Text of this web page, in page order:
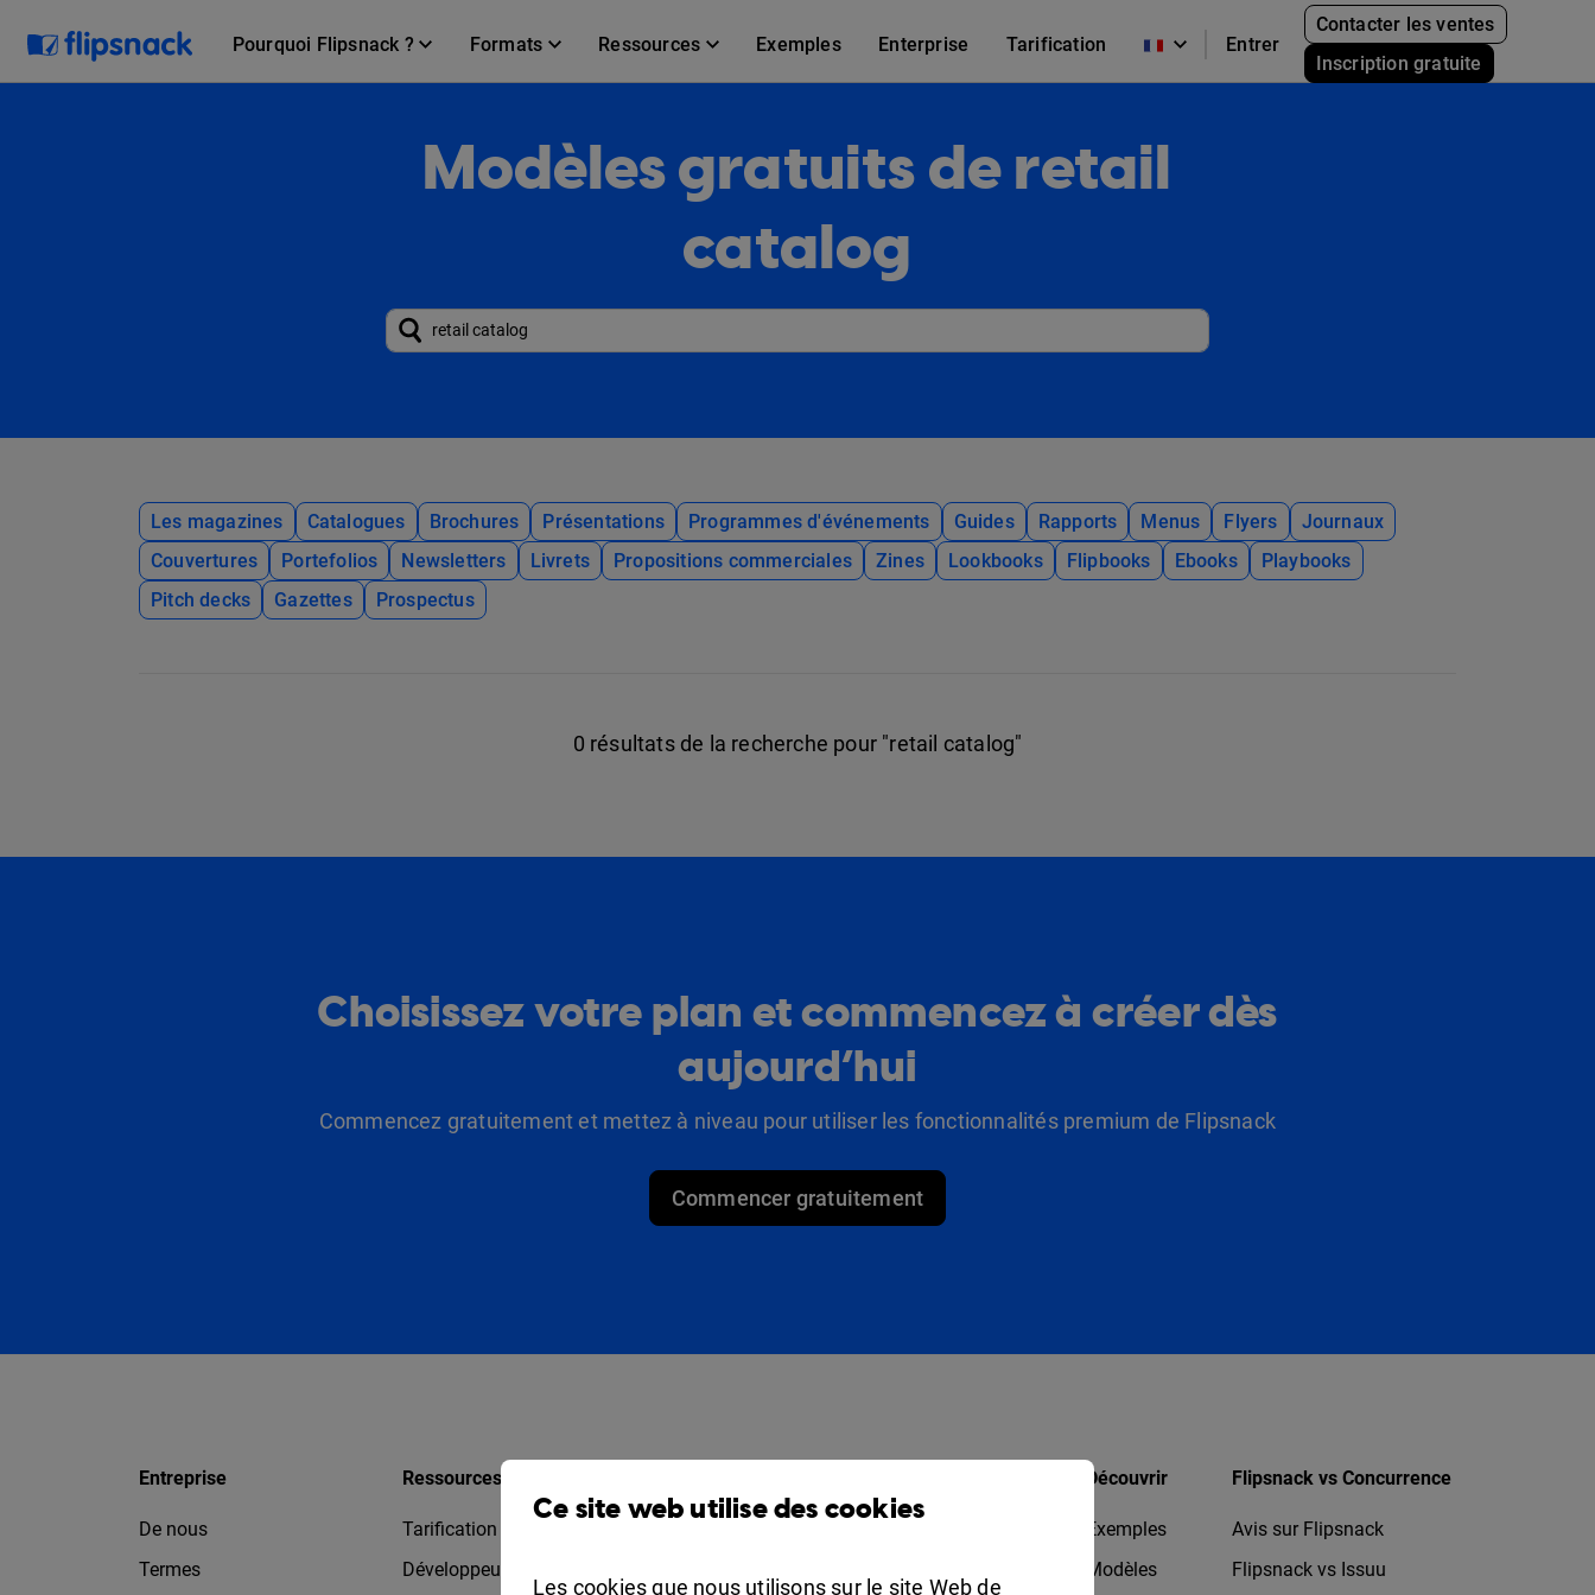
Pourquoi Flipsnack ? Formats Ressources Exemples Enterprise Tarification Entrer
Contacter les ventes
Inscription gratuite
Modèles gratuits de retail
catalog
Les magazines Catalogues Brochures Présentations Programmes d'événements Guides Rapports Menus Flyers
Journaux
Couvertures
Portefolios Newsletters Livrets Propositions commerciales Zines Lookbooks Flipbooks Ebooks
Playbooks
Pitch decks
Gazettes Prospectus
0 résultats de la recherche pour "retail catalog"
Choisissez votre plan et commencez à créer dès
aujourd’hui
Commencez gratuitement et mettez à niveau pour utiliser les fonctionnalités premium de Flipsnack
Commencer gratuitement
Entreprise
De nous
Termes
Ressources
Tarification
Développeurs
Découvrir
Exemples
Modèles
Flipsnack vs Concurrence
Avis sur Flipsnack
Flipsnack vs Issuu
Ce site web utilise des cookies
Les cookies que nous utilisons sur le site Web de